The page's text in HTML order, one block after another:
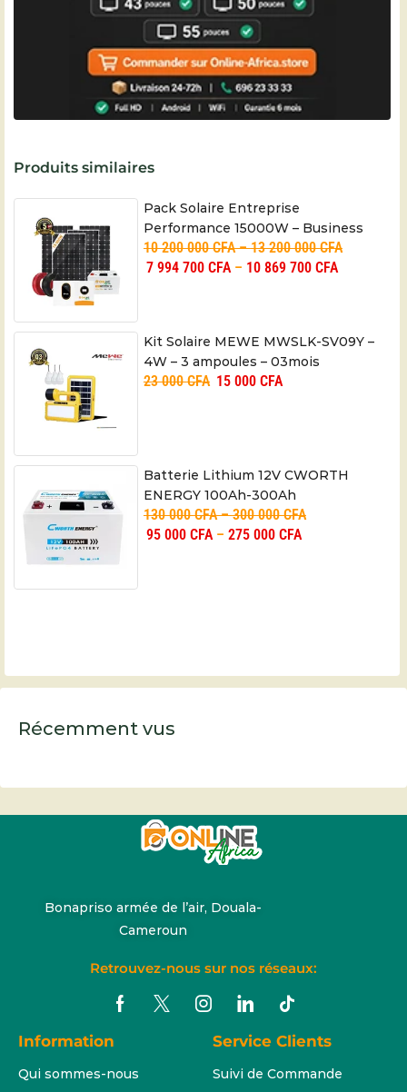
Produits similaires
Pack Solaire Entreprise
Performance 15000W – Business
Performance (+) – 05 ans
10 200 000CFA–13 200 000CFA
7 994 700 CFA– 10 869 700 CFA
Kit Solaire MEWE MWSLK-SV09Y –
4W – 3 ampoules – 03mois
23 000CFA 15 000 CFA
Batterie Lithium 12V CWORTH
ENERGY 100Ah-300Ah
130 000CFA–300 000CFA
95 000 CFA– 275 000 CFA
Récemment vus
Bonapriso armée de l’air, Douala-
Cameroun
Retrouvez-nous sur nos réseaux:
Information
Qui sommes-nous
Service Clients
Suivi de Commande